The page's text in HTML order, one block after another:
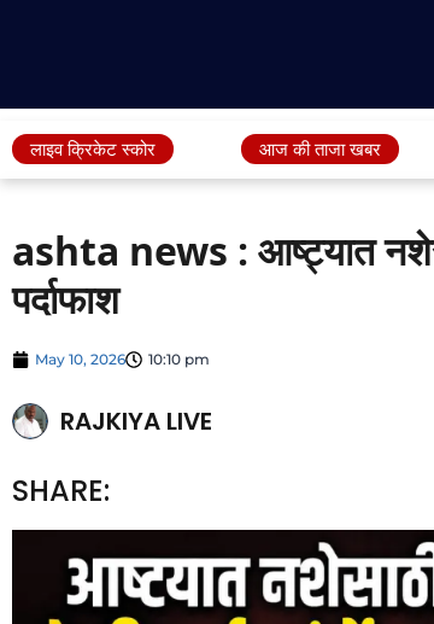
लाइव क्रिकेट स्कोर आज की ताजा खबर
ashta news : आष्ट्यात
पर्दाफाश
May 10, 2026 10:10 pm
RAJKIYA LIVE
SHARE: